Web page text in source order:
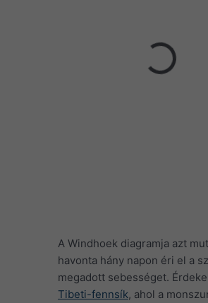
A Windhoek diagramja azt
havonta hány napon éri el a
megadott sebességet.
Tibeti-fennsík, ahol a